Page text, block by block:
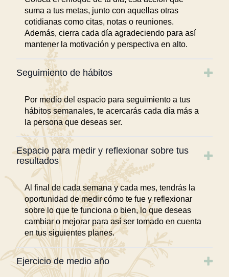
suma a tus metas, junto con aquellas otras
cotidianas como citas, notas o reuniones.
Además, cierra cada día agradeciendo para así
mantener la motivación y perspectiva en alto.
Seguimiento de hábitos
Por medio del espacio para seguimiento a tus
hábitos semanales, te acercarás cada día más a
la persona que deseas ser.
Espacio para medir y reflexionar sobre tus
resultados
Al final de cada semana y cada mes, tendrás la
oportunidad de medir cómo te fue y reflexionar
sobre lo que te funciona o bien, lo que deseas
cambiar o mejorar para así ser tomado en cuenta
en tus siguientes planes.
Ejercicio de medio año